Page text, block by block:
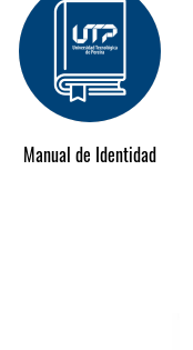
Manual de Identidad